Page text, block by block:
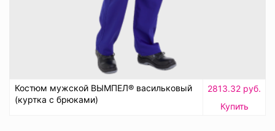
Костюм мужской ВЫМПЕЛ® васильковый
(куртка с брюками)
2813.32 руб.
Купить